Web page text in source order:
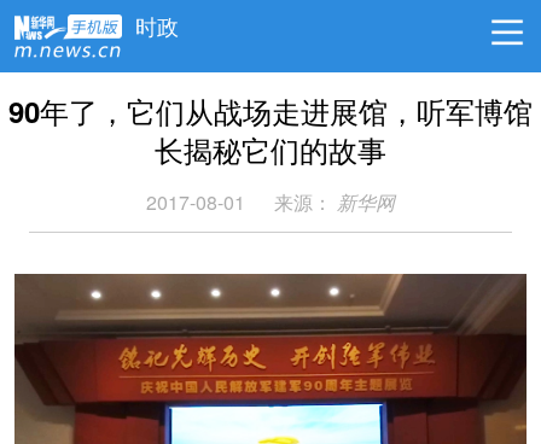
时政
90年了，它们从战场走进展馆，听军博馆
长揭秘它们的故事
2017-08-01 来源： 新华网